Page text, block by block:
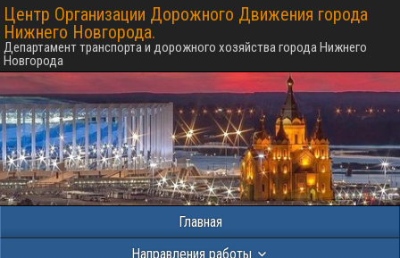
Центр Организации Дорожного Движения города
Нижнего Новгорода.
Департамент транспорта и дорожного хозяйства города Нижнего
Новгорода
Главная
Направления работы